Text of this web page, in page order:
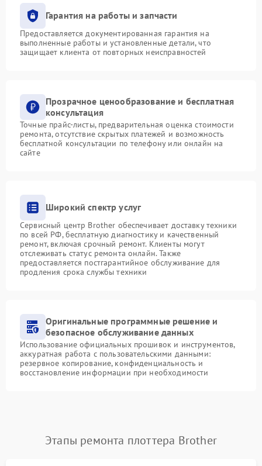
Гарантия на работы и запчасти
Предоставляется документированная гарантия на
выполненные работы и установленные детали, что
защищает клиента от повторных неисправностей
Прозрачное ценообразование и бесплатная
консультация
Точные прайс-листы, предварительная оценка стоимости
ремонта, отсутствие скрытых платежей и возможность
бесплатной консультации по телефону или онлайн на
сайте
Широкий спектр услуг
Сервисный центр Brother обеспечивает доставку техники
по всей РФ, бесплатную диагностику и качественный
ремонт, включая срочный ремонт. Клиенты могут
отслеживать статус ремонта онлайн. Также
предоставляется постгарантийное обслуживание для
продления срока службы техники
Оригинальные программные решение и
безопасное обслуживание данных
Использование официальных прошивок и инструментов,
аккуратная работа с пользовательскими данными:
резервное копирование, конфиденциальность и
восстановление информации при необходимости
Этапы ремонта плоттера Brother